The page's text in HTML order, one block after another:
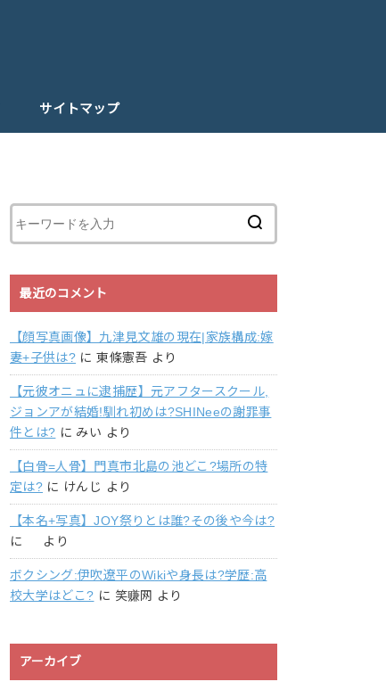
サイトマップ
最近のコメント
【顔写真画像】九津見文雄の現在|家族構成:嫁
妻+子供は? に東條憲吾 より
【元彼オニュに逮捕歴】元アフタースクール,
ジョンアが結婚!馴れ初めは?SHINeeの謝罪事
件とは? に みい より
【白骨=人骨】門真市北島の池どこ?場所の特
定は? に けんじ より
【本名+写真】JOY祭りとは誰?その後や今は?
に
より
ボクシング:伊吹遼平のWikiや身長は?学歴:高
校大学はどこ? に 笑赚网 より
アーカイブ